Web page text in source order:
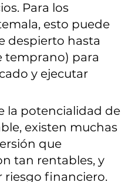
Para los
esto puede
despierto hasta
temprano) para
y ejecutar
la potencialidad de
existen muchas
que
tan rentables, y
financiero.